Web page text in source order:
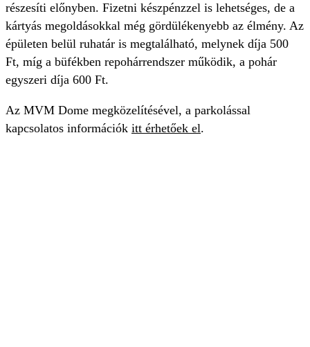
részesíti előnyben. Fizetni készpénzzel is lehetséges, de a
kártyás megoldásokkal még gördülékenyebb az élmény. Az
épületen belül ruhatár is megtalálható, melynek díja 500
Ft, míg a büfékben repohárrendszer működik, a pohár
egyszeri díja 600 Ft.
Az MVM Dome megközelítésével, a parkolással
kapcsolatos információk itt érhetőek el.